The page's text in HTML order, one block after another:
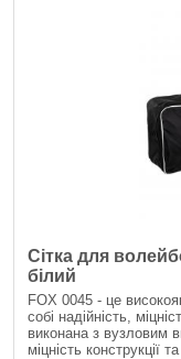
Сітка для
білий
FOX 0045 - це
собі надійність,
виконана з вузловим
міцність конструкції